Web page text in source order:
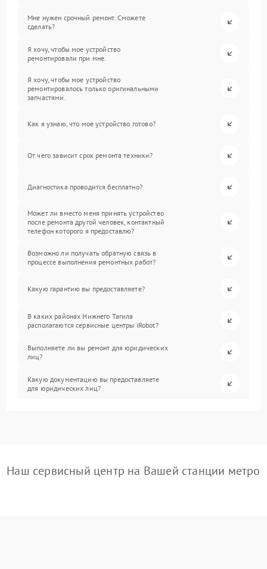
Мне нужен срочный ремонт. Сможете
сделать?
Я хочу, чтобы мое устройство
ремонтировали при мне.
Я хочу, чтобы мое устройство
ремонтировалось только оригинальными
запчастями.
Как я узнаю, что мое устройство готово?
От чего зависит срок ремонта техники?
Диагностика проводится бесплатно?
Может ли вместо меня принять устройство
после ремонта другой человек, контактный
телефон которого я предоставлю?
Возможно ли получать обратную связь в
процессе выполнения ремонтных работ?
Какую гарантию вы предоставляете?
В каких районах Нижнего Тагила
располагаются сервисные центры iRobot?
Выполняете ли вы ремонт для юридических
лиц?
Какую документацию вы предоставляете
для юридических лиц?
Наш сервисный центр на Вашей станции метро